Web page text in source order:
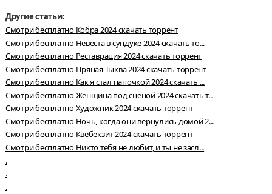
Другие статьи:
Смотри бесплатно Кобра 2024 скачать торрент
Смотри бесплатно Невеста в сундуке 2024 скачать то...
Смотри бесплатно Реставрация 2024 скачать торрент
Смотри бесплатно Пряная Тыква 2024 скачать торрент
Смотри бесплатно Как я стал папочкой 2024 скачать ...
Смотри бесплатно Женщина под сценой 2024 скачать т...
Смотри бесплатно Художник 2024 скачать торрент
Смотри бесплатно Ночь, когда они вернулись домой 2...
Смотри бесплатно Квебекзит 2024 скачать торрент
Смотри бесплатно Никто тебя не любит, и ты не засл...
.
.
.